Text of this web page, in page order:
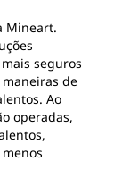
Mineart.
seguros
de
Ao
operadas,